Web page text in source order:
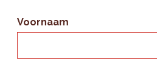
Voornaam